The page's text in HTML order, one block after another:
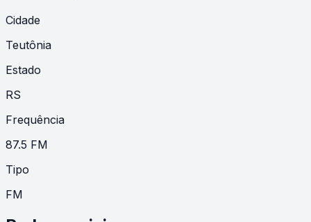
Cidade
Teutônia
Estado
RS
Frequência
87.5 FM
Tipo
FM